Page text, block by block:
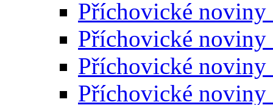
Příchovické noviny
Příchovické noviny
Příchovické noviny
Příchovické noviny